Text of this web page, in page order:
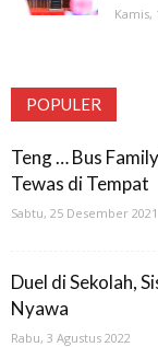
Kamis,
POPULER
Teng … Bus
Tewas di Tempat
Sabtu, 25 Desember 2021
Duel di Sekolah,
Nyawa
Rabu, 3 Agustus 2022